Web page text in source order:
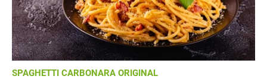
SPAGHETTI CARBONARA ORIGINAL